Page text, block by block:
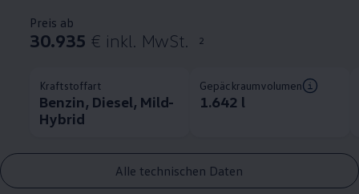
Preis ab
30.935 € inkl. MwSt. 2
Kraftstoffart
Benzin, Diesel, Mild-
Hybrid
Gepäckraumvolumen
1.642 l
Alle technischen Daten